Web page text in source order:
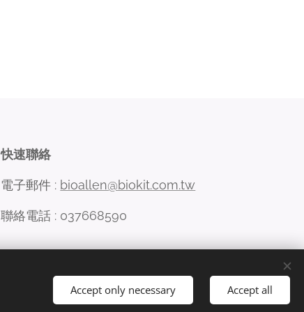
快速聯絡
電子郵件 : bioallen@biokit.com.tw
聯絡電話 : 037668590
Languages 中文 (繁體) English
Accept only necessary Accept all